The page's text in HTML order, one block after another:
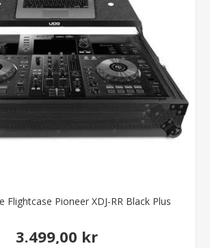
Flightcase Pioneer XDJ-RR Black Plus
3.499,00 kr